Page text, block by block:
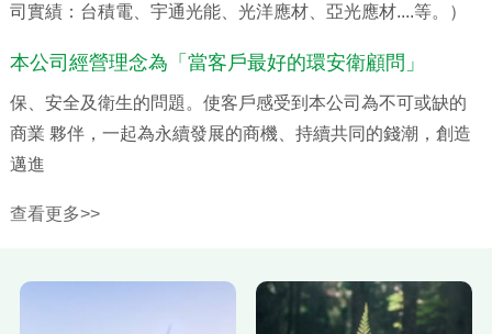
司實績：台積電、宇通光能、光洋應材、亞光應材....等。）
本公司經營理念為「當客戶最好的環安衛顧問」
保、安全及衛生的問題。使客戶感受到本公司為不可或缺的
商業 夥伴，一起為永續發展的商機、持續共同的錢潮，創造
邁進
查看更多>>